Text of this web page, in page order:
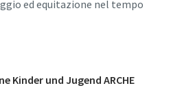
ed equitazione nel tempo
Kinder und Jugend ARCHE